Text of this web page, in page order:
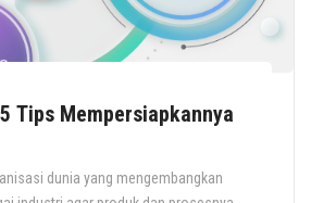
Tips Mempersiapkannya
dunia yang mengembangkan